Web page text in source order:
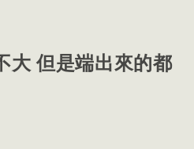
大 但是端出來的都